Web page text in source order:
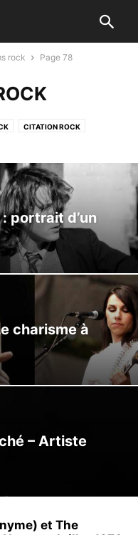
rock Page 78
CITATION ROCK
portrait d’un
charisme à
– Artiste
et The